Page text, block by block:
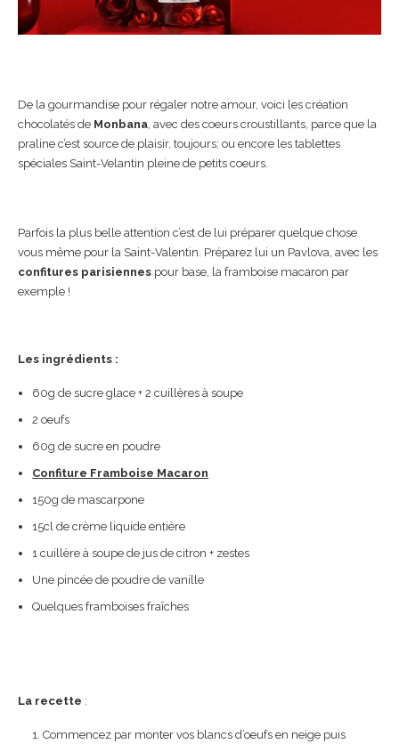
De la gourmandise pour régaler notre amour, voici les création
chocolatés de Monbana, avec des coeurs croustillants, parce que la
praline c’est source de plaisir, toujours; ou encore les tablettes
spéciales Saint-Velantin pleine de petits coeurs.
Parfois la plus belle attention c’est de lui préparer quelque chose
vous même pour la Saint-Valentin. Préparez lui un Pavlova, avec les
confitures parisiennes pour base, la framboise macaron par
exemple !
Les ingrédients :
60g de sucre glace + 2 cuillères à soupe
2 oeufs
60g de sucre en poudre
Confiture Framboise Macaron
150g de mascarpone
15cl de crème liquide entière
1 cuillère à soupe de jus de citron + zestes
Une pincée de poudre de vanille
Quelques framboises fraîches
La recette :
Commencez par monter vos blancs d’oeufs en neige puis